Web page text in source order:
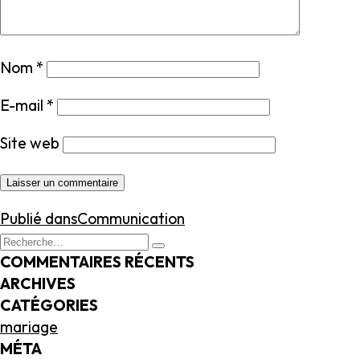
Nom *
E-mail *
Site web
NAVIGATION
DE
L’ARTICLE
Publié dansCommunication
Recherche
pour
:
Recherche
COMMENTAIRES RÉCENTS
ARCHIVES
CATÉGORIES
mariage
MÉTA